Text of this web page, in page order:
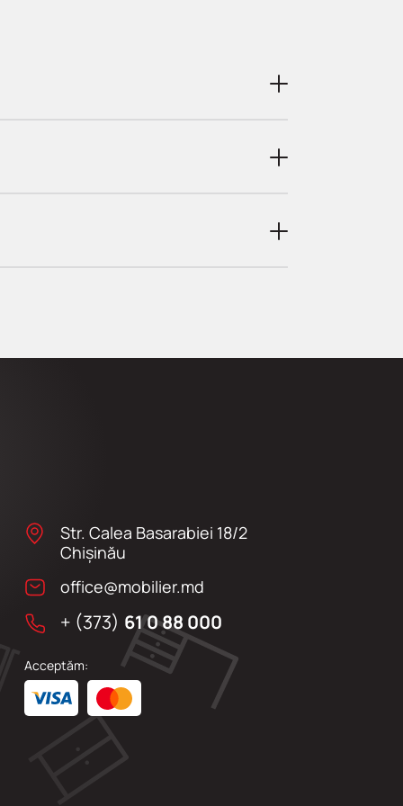
Str. Calea Basarabiei 18/2
Chişinău
office@mobilier.md
+ (373) 61 0 88 000
Acceptăm: